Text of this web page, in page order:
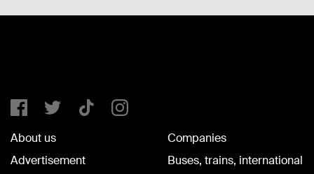
About us
Advertisement
Companies
Buses, trains, international